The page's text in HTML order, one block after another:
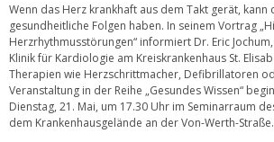
Wenn das Herz krankhaft aus dem Takt gerät, kann
gesundheitliche Folgen haben. In seinem Vortrag
Herzrhythmusstörungen“ informiert Dr. Eric
Klinik für Kardiologie am Kreiskrankenhaus St.
Therapien wie Herzschrittmacher, Defibrillatoren
Veranstaltung in der Reihe „Gesundes Wissen“
Dienstag, 21. Mai, um 17.30 Uhr im Seminarraum
dem Krankenhausgelände an der Von-Werth-